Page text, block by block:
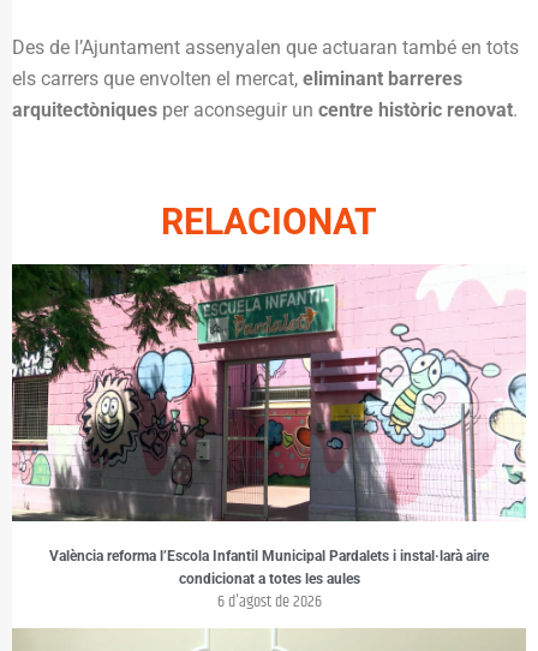
Des de l’Ajuntament assenyalen que actuaran també en tots
els carrers que envolten el mercat, eliminant barreres
arquitectòniques per aconseguir un centre històric renovat.
RELACIONAT
València reforma l’Escola Infantil Municipal Pardalets i instal·larà aire
condicionat a totes les aules
6 d'agost de 2026